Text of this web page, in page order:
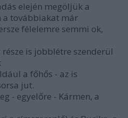
elején megöljük a
a továbbiakat már
félelemre semmi ok,
is jobblétre szenderül
a főhős - az is
jut.
- egyelőre - Kármen, a